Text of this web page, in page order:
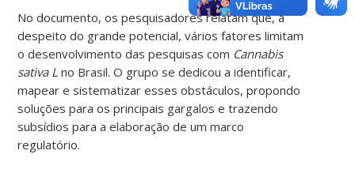
No documento, os pesquisadores relatam que, a
despeito do grande potencial, vários fatores limitam
o desenvolvimento das pesquisas com Cannabis
sativa L no Brasil. O grupo se dedicou a identificar,
mapear e sistematizar esses obstáculos, propondo
soluções para os principais gargalos e trazendo
subsídios para a elaboração de um marco
regulatório.